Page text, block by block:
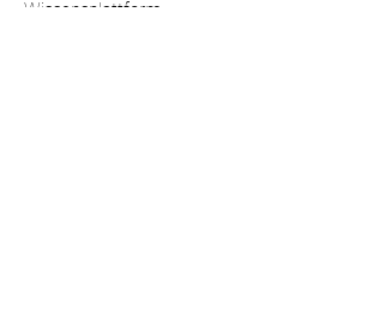
Wissensplattform.